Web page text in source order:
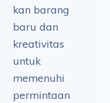
kan barang
baru dan
kreativitas
untuk
memenuhi
permintaan